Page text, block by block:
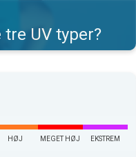
UV typer?
HØJ MEGET HØJ EKSTREM